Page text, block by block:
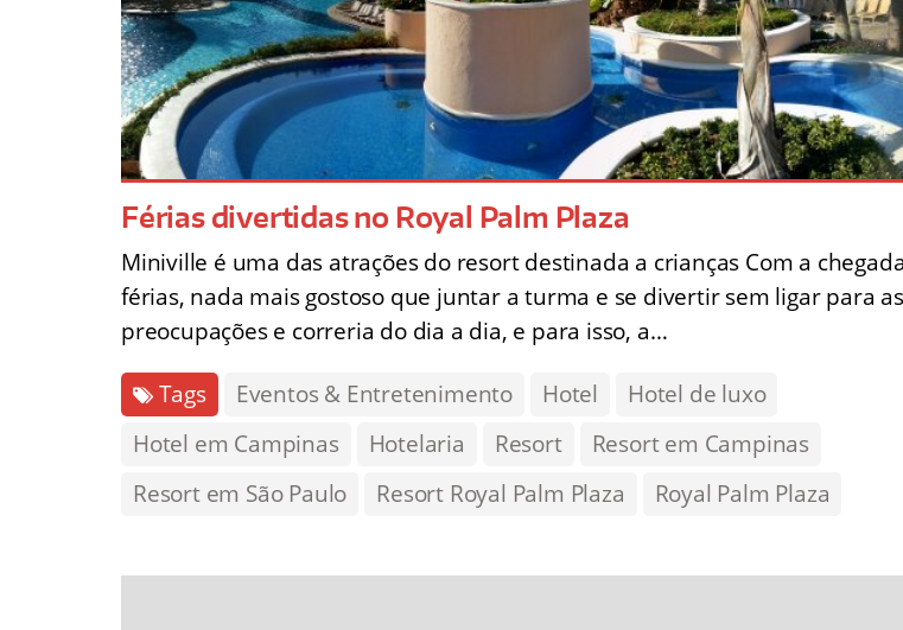
Férias divertidas no Royal Palm Plaza
Miniville é uma das atrações do resort destinada a crianças Com a
férias, nada mais gostoso que juntar a turma e se divertir sem ligar para as
preocupações e correria do dia a dia, e para isso, a…
Tags Eventos & Entretenimento Hotel
Hotel de luxo
Hotel em Campinas
Hotelaria Resort
Resort em Campinas
Resort em São Paulo
Resort Royal Palm Plaza Royal Palm Plaza